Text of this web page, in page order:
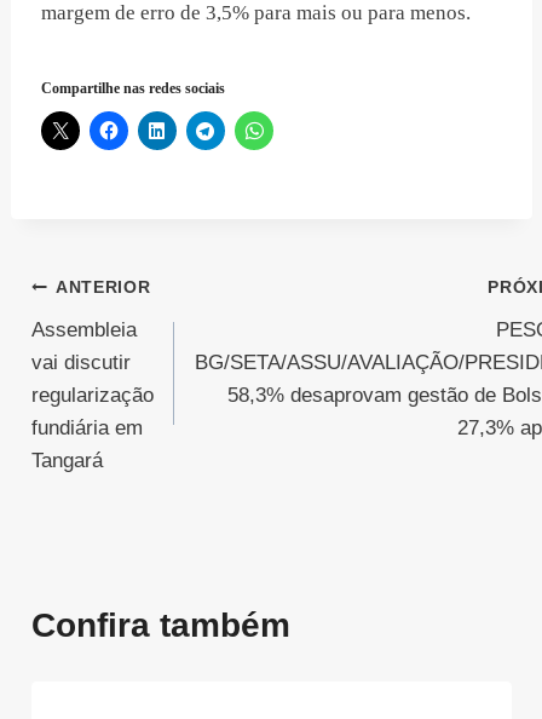
margem de erro de 3,5% para mais ou para menos.
Compartilhe nas redes sociais
Navegação
de
Post
ANTERIOR
Assembleia
vai discutir
regularização
fundiária em
Tangará
BG/SETA/ASSU/AVALIAÇÃO/
58,3% desaprovam gestão de
27,3%
Confira também